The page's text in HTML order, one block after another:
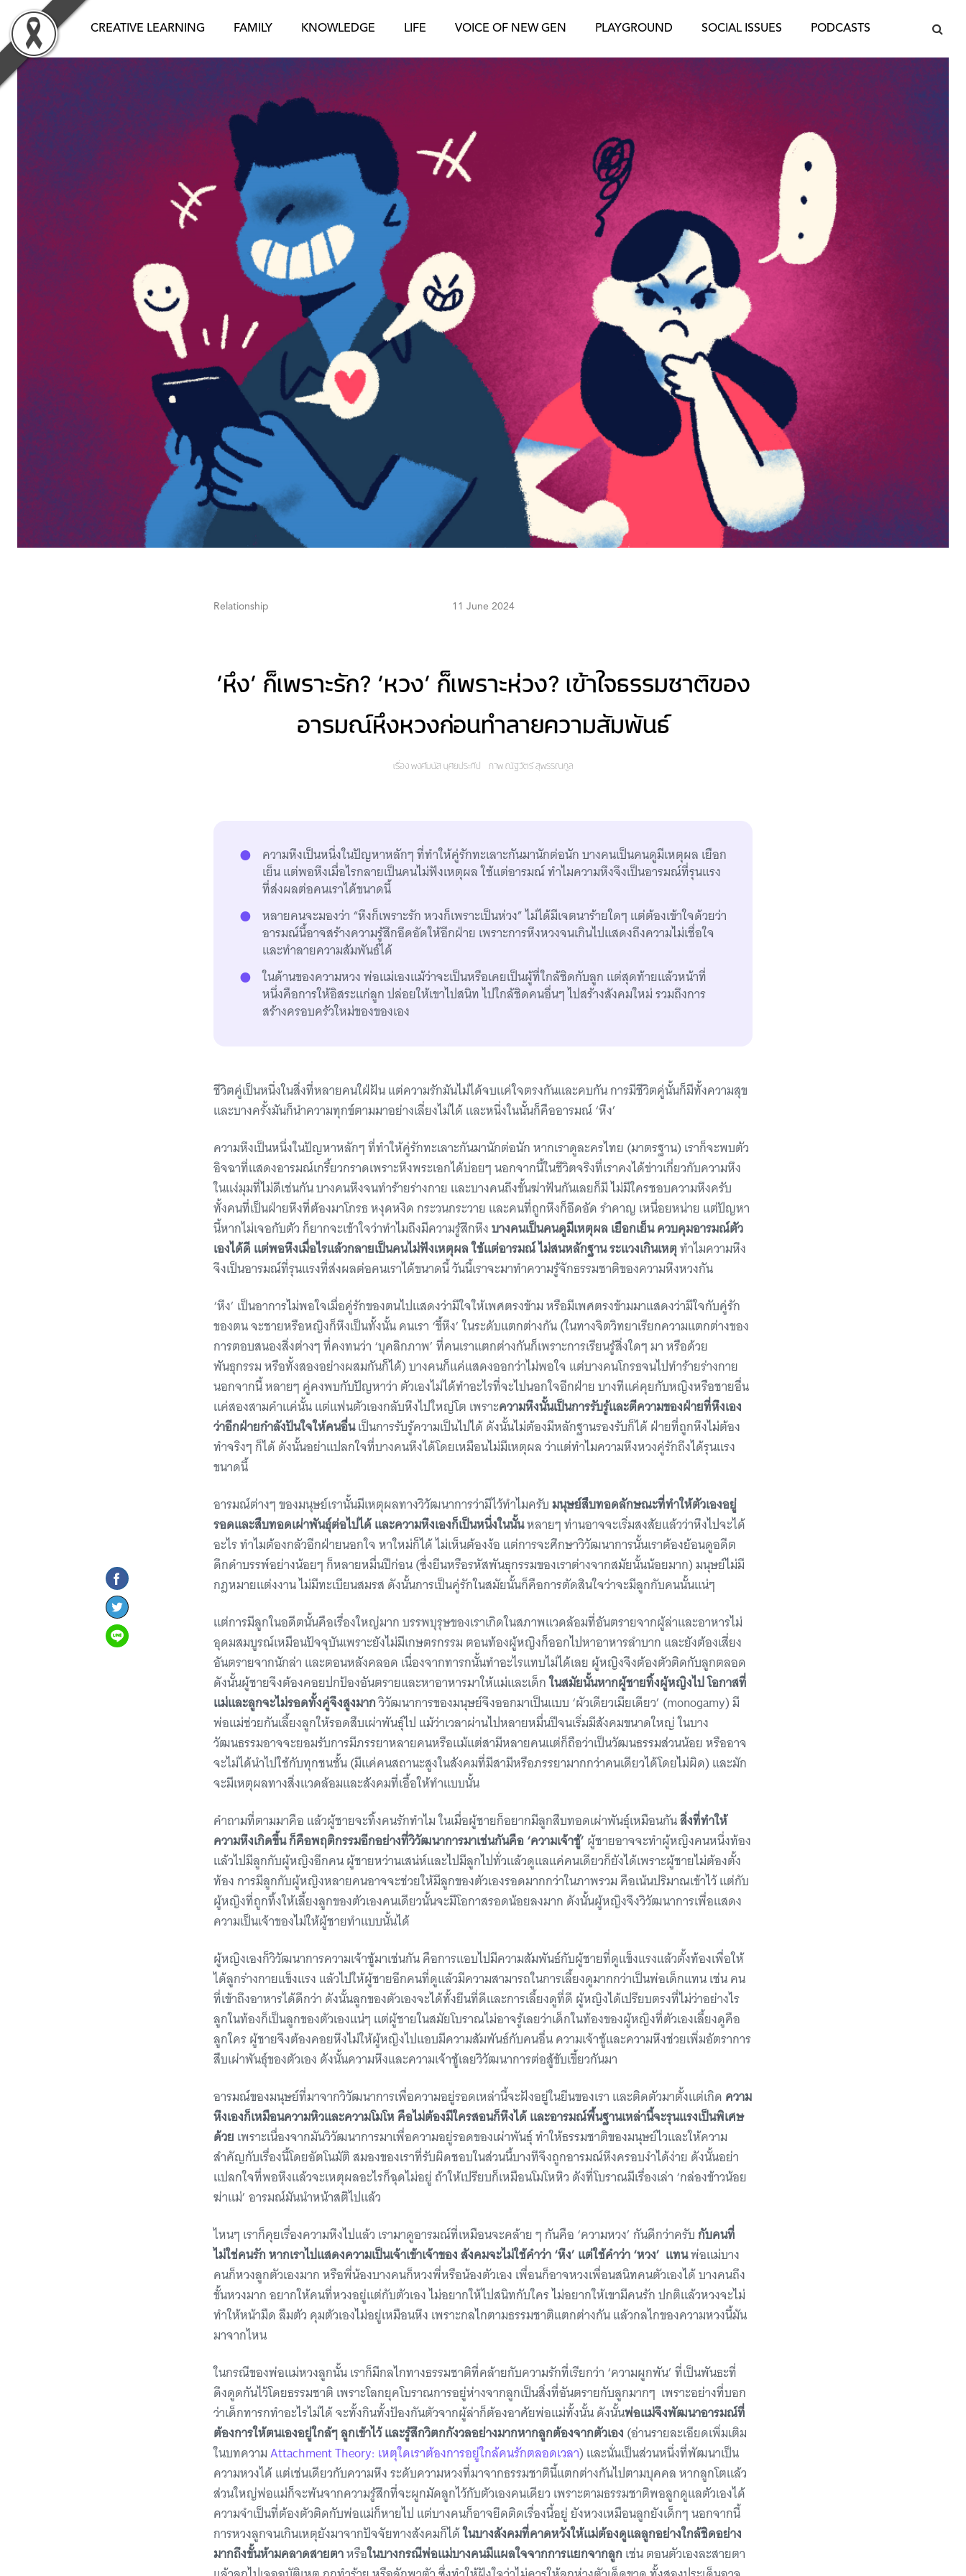
content
CREATIVE LEARNING FAMILY KNOWLEDGE LIFE VOICE OF NEW GEN PLAYGROUND SOCIAL ISSUES PODCASTS
Relationship 11 June 2024
‘หึง’ ก็เพราะรัก? ‘หวง’ ก็เพราะห่วง? เข้าใจธรรมชาติของ
อารมณ์หึงหวงก่อนทำลายความสัมพันธ์
เรื่อง พงศ์มนัส บุศยประทีป ภาพ ณัฐวัตร์ สุพรรณกูล
ความหึงเป็นหนึ่งในปัญหาหลักๆ ที่ทำให้คู่รักทะเลาะกันมานักต่อนัก บางคนเป็นคนดูมีเหตุผล เยือก
เย็น แต่พอหึงเมื่อไรกลายเป็นคนไม่ฟังเหตุผล ใช้แต่อารมณ์ ทำไมความหึงจึงเป็นอารมณ์ที่รุนแรง
ที่ส่งผลต่อคนเราได้ขนาดนี้
หลายคนจะมองว่า “หึงก็เพราะรัก หวงก็เพราะเป็นห่วง” ไม่ได้มีเจตนาร้ายใดๆ แต่ต้องเข้าใจด้วยว่า
อารมณ์นี้อาจสร้างความรู้สึกอึดอัดให้อีกฝ่าย เพราะการหึงหวงจนเกินไปแสดงถึงความไม่เชื่อใจ
และทำลายความสัมพันธ์ได้
ในด้านของความหวง พ่อแม่เองแม้ว่าจะเป็นหรือเคยเป็นผู้ที่ใกล้ชิดกับลูก แต่สุดท้ายแล้วหน้าที่
หนึ่งคือการให้อิสระแก่ลูก ปล่อยให้เขาไปสนิท ไปใกล้ชิดคนอื่นๆ ไปสร้างสังคมใหม่ รวมถึงการ
สร้างครอบครัวใหม่ของของเอง
ชีวิตคู่เป็นหนึ่งในสิ่งที่หลายคนใฝ่ฝัน แต่ความรักมันไม่ได้จบแค่ใจตรงกันและคบกัน การมีชีวิตคู่นั้นก็มีทั้งความสุข
และบางครั้งมันก็นำความทุกข์ตามมาอย่างเลี่ยงไม่ได้ และหนึ่งในนั้นก็คืออารมณ์ ‘หึง’
ความหึงเป็นหนึ่งในปัญหาหลักๆ ที่ทำให้คู่รักทะเลาะกันมานักต่อนัก หากเราดูละครไทย (มาตรฐาน) เราก็จะพบตัว
อิจฉาที่แสดงอารมณ์เกรี้ยวกราดเพราะหึงพระเอกได้บ่อยๆ นอกจากนี้ในชีวิตจริงที่เราคงได้ข่าวเกี่ยวกับความหึง
ในแง่มุมที่ไม่ดีเช่นกัน บางคนหึงจนทำร้ายร่างกาย และบางคนถึงขั้นฆ่าฟันกันเลยก็มี ไม่มีใครชอบความหึงครับ
ทั้งคนที่เป็นฝ่ายหึงที่ต้องมาโกรธ หงุดหงิด กระวนกระวาย และคนที่ถูกหึงก็อึดอัด รำคาญ เหนื่อยหน่าย แต่ปัญหา
นี้หากไม่เจอกับตัว ก็ยากจะเข้าใจว่าทำไมถึงมีความรู้สึกหึงบางคนเป็นคนดูมีเหตุผล เยือกเย็น ควบคุมอารมณ์ตัว
เองได้ดี แต่พอหึงเมื่อไรแล้วกลายเป็นคนไม่ฟังเหตุผล ใช้แต่อารมณ์ ไม่สนหลักฐาน ระแวงเกินเหตุทำไมความหึง
จึงเป็นอารมณ์ที่รุนแรงที่ส่งผลต่อคนเราได้ขนาดนี้ วันนี้เราจะมาทำความรู้จักธรรมชาติของความหึงหวงกัน
‘หึง’ เป็นอาการไม่พอใจเมื่อคู่รักของตนไปแสดงว่ามีใจให้เพศตรงข้าม หรือมีเพศตรงข้ามมาแสดงว่ามีใจกับคู่รัก
ของตน จะชายหรือหญิงก็หึงเป็นทั้งนั้น คนเรา ‘ขี้หึง’ ในระดับแตกต่างกัน (ในทางจิตวิทยาเรียกความแตกต่างของ
การตอบสนองสิ่งต่างๆ ที่คงทนว่า ‘บุคลิกภาพ’ ที่คนเราแตกต่างกันก็เพราะการเรียนรู้สิ่งใดๆ มา หรือด้วย
พันธุกรรม หรือทั้งสองอย่างผสมกันก็ได้) บางคนก็แค่แสดงออกว่าไม่พอใจ แต่บางคนโกรธจนไปทำร้ายร่างกาย
นอกจากนี้ หลายๆ คู่คงพบกับปัญหาว่า ตัวเองไม่ได้ทำอะไรที่จะไปนอกใจอีกฝ่าย บางทีแค่คุยกับหญิงหรือชายอื่น
แค่สองสามคำแค่นั้น แต่แฟนตัวเองกลับหึงไปใหญ่โต เพราะความหึงนั้นเป็นการรับรู้และตีความของฝ่ายที่หึงเอง
ว่าอีกฝ่ายกำลังปันใจให้คนอื่นเป็นการรับรู้ความเป็นไปได้ ดังนั้นไม่ต้องมีหลักฐานรองรับก็ได้ ฝ่ายที่ถูกหึงไม่ต้อง
ทำจริงๆ ก็ได้ ดังนั้นอย่าแปลกใจที่บางคนหึงได้โดยเหมือนไม่มีเหตุผล ว่าแต่ทำไมความหึงหวงคู่รักถึงได้รุนแรง
ขนาดนี้
อารมณ์ต่างๆ ของมนุษย์เรานั้นมีเหตุผลทางวิวัฒนาการว่ามีไว้ทำไมครับมนุษย์สืบทอดลักษณะที่ทำให้ตัวเองอยู่
รอดและสืบทอดเผ่าพันธุ์ต่อไปได้ และความหึงเองก็เป็นหนึ่งในนั้นหลายๆ ท่านอาจจะเริ่มสงสัยแล้วว่าหึงไปจะได้
อะไร ทำไมต้องกลัวอีกฝ่ายนอกใจ หาใหม่ก็ได้ ไม่เห็นต้องง้อ แต่การจะศึกษาวิวัฒนาการนั้นเราต้องย้อนดูอดีต
ดึกดำบรรพ์อย่างน้อยๆ ก็หลายหมื่นปีก่อน (ซึ่งยีนหรือรหัสพันธุกรรมของเราต่างจากสมัยนั้นน้อยมาก) มนุษย์ไม่มี
กฎหมายแต่งงาน ไม่มีทะเบียนสมรส ดังนั้นการเป็นคู่รักในสมัยนั้นก็คือการตัดสินใจว่าจะมีลูกกับคนนั้นแน่ๆ
แต่การมีลูกในอดีตนั้นคือเรื่องใหญ่มาก บรรพบุรุษของเราเกิดในสภาพแวดล้อมที่อันตรายจากผู้ล่าและอาหารไม่
อุดมสมบูรณ์เหมือนปัจจุบันเพราะยังไม่มีเกษตรกรรม ตอนท้องผู้หญิงก็ออกไปหาอาหารลำบาก และยังต้องเสี่ยง
อันตรายจากนักล่า และตอนหลังคลอด เนื่องจากทารกนั้นทำอะไรแทบไม่ได้เลย ผู้หญิงจึงต้องตัวติดกับลูกตลอด
ดังนั้นผู้ชายจึงต้องคอยปกป้องอันตรายและหาอาหารมาให้แม่และเด็กในสมัยนั้นหากผู้ชายทิ้งผู้หญิงไป โอกาสที่
แม่และลูกจะไม่รอดทั้งคู่จึงสูงมากวิวัฒนาการของมนุษย์จึงออกมาเป็นแบบ ‘ผัวเดียวเมียเดียว’ (monogamy) มี
พ่อแม่ช่วยกันเลี้ยงลูกให้รอดสืบเผ่าพันธุ์ไป แม้ว่าเวลาผ่านไปหลายหมื่นปีจนเริ่มมีสังคมขนาดใหญ่ ในบาง
วัฒนธรรมอาจจะยอมรับการมีภรรยาหลายคนหรือแม้แต่สามีหลายคนแต่ก็ถือว่าเป็นวัฒนธรรมส่วนน้อย หรืออาจ
จะไม่ได้นำไปใช้กับทุกชนชั้น (มีแค่คนสถานะสูงในสังคมที่มีสามีหรือภรรยามากกว่าคนเดียวได้โดยไม่ผิด) และมัก
จะมีเหตุผลทางสิ่งแวดล้อมและสังคมที่เอื้อให้ทำแบบนั้น
คำถามที่ตามมาคือ แล้วผู้ชายจะทิ้งคนรักทำไม ในเมื่อผู้ชายก็อยากมีลูกสืบทอดเผ่าพันธุ์เหมือนกันสิ่งที่ทำให้
ความหึงเกิดขึ้น ก็คือพฤติกรรมอีกอย่างที่วิวัฒนาการมาเช่นกันคือ ‘ความเจ้าชู้’ ผู้ชายอาจจะทำผู้หญิงคนหนึ่งท้อง
แล้วไปมีลูกกับผู้หญิงอีกคน ผู้ชายหว่านเสน่ห์และไปมีลูกไปทั่วแล้วดูแลแค่คนเดียวก็ยังได้เพราะผู้ชายไม่ต้องตั้ง
ท้อง การมีลูกกับผู้หญิงหลายคนอาจจะช่วยให้มีลูกของตัวเองรอดมากกว่าในภาพรวม คือเน้นปริมาณเข้าไว้ แต่กับ
ผู้หญิงที่ถูกทิ้งให้เลี้ยงลูกของตัวเองคนเดียวนั้นจะมีโอกาสรอดน้อยลงมาก ดังนั้นผู้หญิงจึงวิวัฒนาการเพื่อแสดง
ความเป็นเจ้าของไม่ให้ผู้ชายทำแบบนั้นได้
ผู้หญิงเองก็วิวัฒนาการความเจ้าชู้มาเช่นกัน คือการแอบไปมีความสัมพันธ์กับผู้ชายที่ดูแข็งแรงแล้วตั้งท้องเพื่อให้
ได้ลูกร่างกายแข็งแรง แล้วไปให้ผู้ชายอีกคนที่ดูแล้วมีความสามารถในการเลี้ยงดูมากกว่าเป็นพ่อเด็กแทน เช่น คน
ที่เข้าถึงอาหารได้ดีกว่า ดังนั้นลูกของตัวเองจะได้ทั้งยีนที่ดีและการเลี้ยงดูที่ดี ผู้หญิงได้เปรียบตรงที่ไม่ว่าอย่างไร
ลูกในท้องก็เป็นลูกของตัวเองแน่ๆ แต่ผู้ชายในสมัยโบราณไม่อาจรู้เลยว่าเด็กในท้องของผู้หญิงที่ตัวเองเลี้ยงดูคือ
ลูกใคร ผู้ชายจึงต้องคอยหึงไม่ให้ผู้หญิงไปแอบมีความสัมพันธ์กับคนอื่น ความเจ้าชู้และความหึงช่วยเพิ่มอัตราการ
สืบเผ่าพันธุ์ของตัวเอง ดังนั้นความหึงและความเจ้าชู้เลยวิวัฒนาการต่อสู้ขับเขี้ยวกันมา
อารมณ์ของมนุษย์ที่มาจากวิวัฒนาการเพื่อความอยู่รอดเหล่านี้จะฝังอยู่ในยีนของเรา และติดตัวมาตั้งแต่เกิด ความ
หึงเองก็เหมือนความหิวและความโมโห คือไม่ต้องมีใครสอนก็หึงได้ และอารมณ์พื้นฐานเหล่านี้จะรุนแรงเป็นพิเศษ
ด้วย เพราะเนื่องจากมันวิวัฒนาการมาเพื่อความอยู่รอดของเผ่าพันธุ์ ทำให้ธรรมชาติของมนุษย์ไวและให้ความ
สำคัญกับเรื่องนี้โดยอัตโนมัติ สมองของเราที่รับผิดชอบในส่วนนี้บางทีจึงถูกอารมณ์หึงครอบงำได้ง่าย ดังนั้นอย่า
แปลกใจที่พอหึงแล้วจะเหตุผลอะไรก็ฉุดไม่อยู่ ถ้าให้เปรียบก็เหมือนโมโหหิว ดังที่โบราณมีเรื่องเล่า ‘กล่องข้าวน้อย
ฆ่าแม่’ อารมณ์มันนำหน้าสติไปแล้ว
ไหนๆ เราก็คุยเรื่องความหึงไปแล้ว เรามาดูอารมณ์ที่เหมือนจะคล้าย ๆ กันคือ ‘ความหวง’ กันดีกว่าครับกับคนที่
ไม่ใช่คนรัก หากเราไปแสดงความเป็นเจ้าเข้าเจ้าของ สังคมจะไม่ใช้คำว่า ‘หึง’ แต่ใช้คำว่า ‘หวง’ แทนพ่อแม่บาง
คนก็หวงลูกตัวเองมาก หรือพี่น้องบางคนก็หวงพี่หรือน้องตัวเอง เพื่อนก็อาจหวงเพื่อนสนิทคนตัวเองได้ บางคนถึง
ขั้นหวงมาก อยากให้คนที่หวงอยู่แต่กับตัวเอง ไม่อยากให้ไปสนิทกับใคร ไม่อยากให้เขามีคนรัก ปกติแล้วหวงจะไม่
ทำให้หน้ามืด ลืมตัว คุมตัวเองไม่อยู่เหมือนหึง เพราะกลไกตามธรรมชาติแตกต่างกัน แล้วกลไกของความหวงนี้มัน
มาจากไหน
ในกรณีของพ่อแม่หวงลูกนั้น เราก็มีกลไกทางธรรมชาติที่คล้ายกับความรักที่เรียกว่า ‘ความผูกพัน’ ที่เป็นพันธะที่
ดึงดูดกันไว้โดยธรรมชาติ เพราะโลกยุคโบราณการอยู่ห่างจากลูกเป็นสิ่งที่อันตรายกับลูกมากๆ เพราะอย่างที่บอก
ว่าเด็กทารกทำอะไรไม่ได้ จะทั้งกินทั้งป้องกันตัวจากผู้ล่าก็ต้องอาศัยพ่อแม่ทั้งนั้น ดังนั้นพ่อแม่จึงพัฒนาอารมณ์ที่
ต้องการให้ตนเองอยู่ใกล้ๆ ลูกเข้าไว้ และรู้สึกวิตกกังวลอย่างมากหากลูกต้องจากตัวเอง (อ่านรายละเอียดเพิ่มเติม
ในบทความAttachment Theory: เหตุใดเราต้องการอยู่ใกล้คนรักตลอดเวลา) และนั่นเป็นส่วนหนึ่งที่พัฒนาเป็น
ความหวงได้ แต่เช่นเดียวกับความหึง ระดับความหวงที่มาจากธรรมชาตินี้แตกต่างกันไปตามบุคคล หากลูกโตแล้ว
ส่วนใหญ่พ่อแม่ก็จะพ้นจากความรู้สึกที่จะผูกมัดลูกไว้กับตัวเองคนเดียว เพราะตามธรรมชาติพอลูกดูแลตัวเองได้
ความจำเป็นที่ต้องตัวติดกับพ่อแม่ก็หายไป แต่บางคนก็อาจยึดติดเรื่องนี้อยู่ ยังหวงเหมือนลูกยังเด็กๆ นอกจากนี้
การหวงลูกจนเกินเหตุยังมาจากปัจจัยทางสังคมก็ได้ในบางสังคมที่คาดหวังให้แม่ต้องดูแลลูกอย่างใกล้ชิดอย่าง
มากถึงขั้นห้ามคลาดสายตาหรือในบางกรณีพ่อแม่บางคนมีแผลใจจากการแยกจากลูก เช่น ตอนตัวเองละสายตา